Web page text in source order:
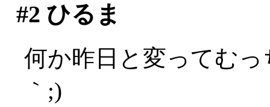
#2 ひるま
何か昨日と変ってむ
｀;)